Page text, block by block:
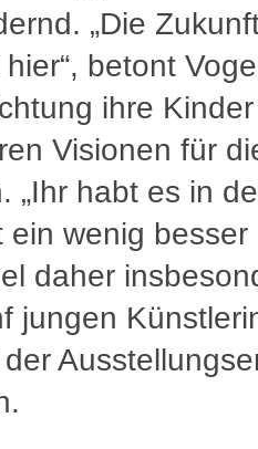
„Die
betont
ihre
Visionen für
„Ihr habt es in
ein wenig besser
daher
jungen